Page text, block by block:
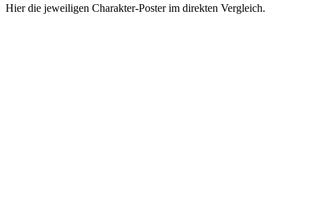
Hier die jeweiligen Charakter-Poster im direkten Vergleich.